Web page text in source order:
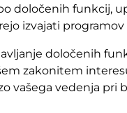
določenih funkcij,
izvajati
določenih
zakonitem
vašega vedenja pri